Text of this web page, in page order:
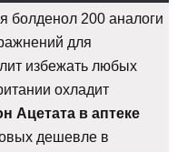
болденол 200 аналоги
для
избежать любых
охладит
Ацетата в аптеке
дешевле в